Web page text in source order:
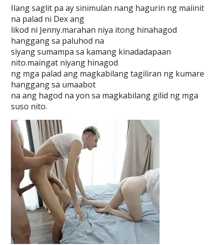
Ilang saglit pa ay sinimulan nang hagurin ng maiinit
na palad ni Dex ang
likod ni Jenny.marahan niya itong hinahagod
hanggang sa paluhod na
siyang sumampa sa kamang kinadadapaan
nito.maingat niyang hinagod
ng mga palad ang magkabilang tagiliran ng kumare
hanggang sa umaabot
na ang hagod na yon sa magkabilang gilid ng mga
suso nito.